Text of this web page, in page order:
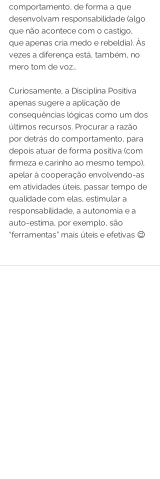
comportamento, de forma a que
desenvolvam responsabilidade (algo
que não acontece com o castigo,
que apenas cria medo e rebeldia). Às
vezes a diferença está, também, no
mero tom de voz…
Curiosamente, a Disciplina Positiva
apenas sugere a aplicação de
consequências lógicas como um dos
últimos recursos. Procurar a razão
por detrás do comportamento, para
depois atuar de forma positiva (com
firmeza e carinho ao mesmo tempo),
apelar à cooperação envolvendo-as
em atividades úteis, passar tempo de
qualidade com elas, estimular a
responsabilidade, a autonomia e a
auto-estima, por exemplo, são
“ferramentas” mais úteis e efetivas 😉